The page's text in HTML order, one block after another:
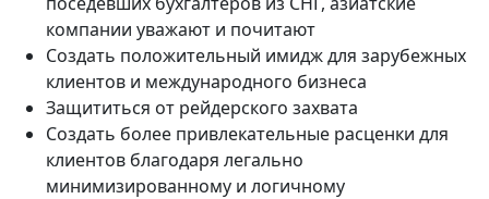
компании уважают и почитают
Создать положительный имидж для зарубежных
клиентов и международного бизнеса
Защититься от рейдерского захвата
Создать более привлекательные расценки для
клиентов благодаря легально
минимизированному и логичному